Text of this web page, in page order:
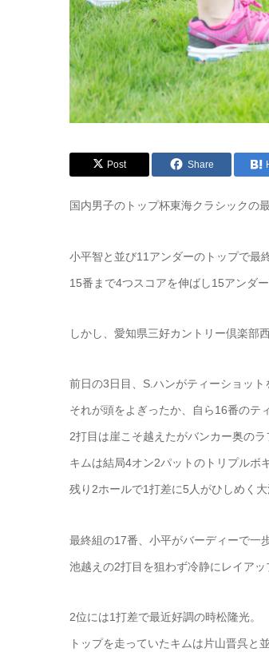
Post Share
国内男子のトップ杯東海クラシックの最
小平智と並び11アンダーのトップで最
15番まで4つスコアを伸ばし15アンダ
しかし、愛知県三好カントリー倶楽部
前日の3日目、S.ハンがティーショッ
それが頭をよぎったか、自ら16番のテ
2打目は崖こそ越えたがバンカー奥の
キムは結局4オン2パットのトリプルボ
残り2ホールで1打差に5人がひしめく大
最終組の17番、小平がバーディーで一
池越えの2打目を狙わず冷静にレイア
2位には1打差で最近好調の時松隆光。
トップを走っていたキムは片山晋呉と